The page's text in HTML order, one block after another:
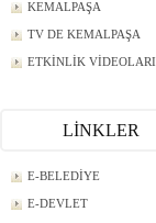
KEMALPAŞA
TV DE KEMALPAŞA
ETKİNLİK VİDEOLARI
LİNKLER
E-BELEDİYE
E-DEVLET